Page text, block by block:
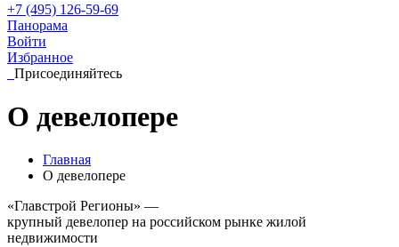
+7 (495) 126-59-69
Панорама
Войти
Избранное
Присоединяйтесь
О девелопере
Главная
О девелопере
«Главстрой Регионы» —
крупный девелопер на российском рынке жилой
недвижимости